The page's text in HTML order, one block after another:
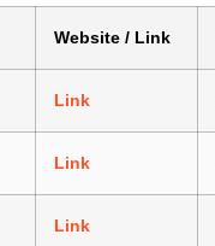
Website / Link
Link
Link
Link